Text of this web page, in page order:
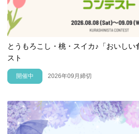
とうもろこし・桃・スイカ♪「おいしい
スト
開催中 2026年09月締切